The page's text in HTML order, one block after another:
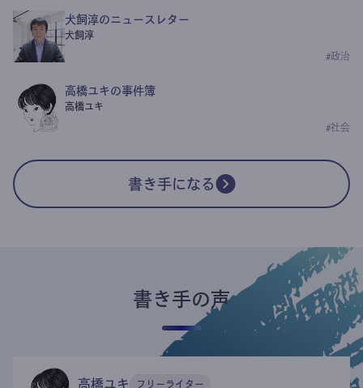
犬飼淳のニュースレター
犬飼淳
#政治
高橋ユキの事件簿
高橋ユキ
#社会
書き手になる
書き手の声
高橋ユキ フリーライター